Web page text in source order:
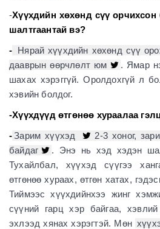
-Хүүхдийн хөхөнд сүү
шалтгаантай вэ?
- Нярай хүүхдийн хөхөнд сүү
дааврын өөрчлөлт юм
. Ямар
шахах хэрэггүй. Оролдохгүй л
хэвийн болдог.
-Хүүхдүүд өтгөнөө хураалаа
-Зарим хүүхэд
2-3 хоног,
байдаг
. Энэ нь хэд хэдэн
Тухайлбал, хүүхэд сүүгээ
өтгөнөө хураах, өтгөн хатах,
Тиймээс хүүхдийнхээ жинг
сүүний гарц хэр байгаа,
эхлээд хянах хэрэгтэй. Мөн